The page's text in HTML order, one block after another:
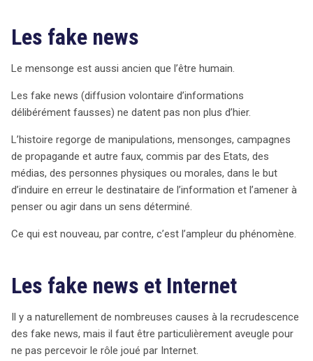
Les fake news, anciennes comme le mensonge lui-
numérique. Leur prolifération est intimement liée à
diffusion rapide et virale d’informations, souvent sans
vérification. Dans ce contexte, toute personne
connectée peut devenir un diffuseur, et l’anonymat
renforce la tentation de propager des messages
déformés. Cette dynamique est particulièrement
exploitée par ceux qui aspirent au pouvoir, utilisant les
fake news pour influencer l’opinion publique sans les
aux fake news sont variés et préoccupants. D’une part,
panique en cas d’accident présumé. D’autre part, elles
institutions démocratiques, ouvrant la voie à la montée
des populismes. Les plateformes comme Facebook et
Twitter, sous pression, tentent de réagir en promouvant
Les fake news
Le mensonge est aussi ancien que l’être humain.
Les fake news (diffusion volontaire d’informations
délibérément fausses) ne datent pas non plus d’hier.
L’histoire regorge de manipulations, mensonges, campagnes
de propagande et autre faux, commis par des Etats, des
médias, des personnes physiques ou morales, dans le but
d’induire en erreur le destinataire de l’information et l’amener à
penser ou agir dans un sens déterminé.
Ce qui est nouveau, par contre, c’est l’ampleur du phénomène.
Les fake news et Internet
Il y a naturellement de nombreuses causes à la recrudescence
des fake news, mais il faut être particulièrement aveugle pour
ne pas percevoir le rôle joué par Internet.